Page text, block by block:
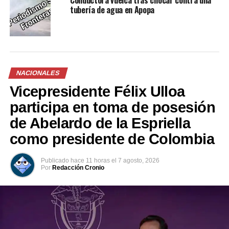
Comparte esto:
Me gusta esto:
Relacionado
tubería de agua en Apopa
NACIONALES
Vicepresidente Félix Ulloa
participa en toma de posesión
de Abelardo de la Espriella
como presidente de Colombia
Publicado hace 11 horas el 7 agosto, 2026
Por Redacción Cronio